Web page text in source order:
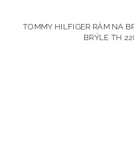
TOMMY HILFIGER RÁM NA
BRÝLE TH